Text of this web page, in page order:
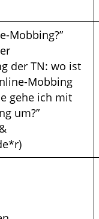
Mobbing?”
der TN: wo ist
Mobbing
gehe ich mit
um?”